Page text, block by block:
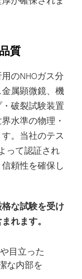
質
のNHOガス分
属顕微鏡、機
破裂試験装置
水準の物理・
。当社のテス
って認証され
頼性を確保し
な試験を受け
れます。
目立った
な内部を